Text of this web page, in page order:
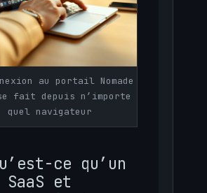
au portail Nomade
fait depuis n’importe
quel navigateur
ce qu’un
SaaS et